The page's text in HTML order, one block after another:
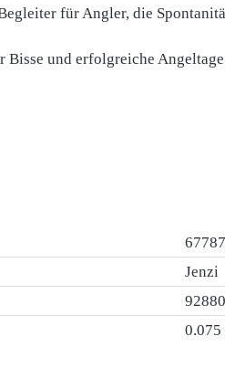
für Angler, die
und erfolgreiche
Jenzi
0.075